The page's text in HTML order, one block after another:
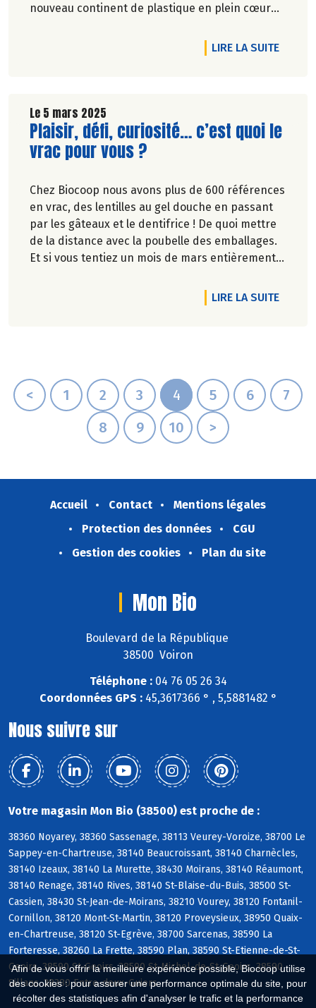
Afin de vous offrir la meilleure expérience possible, Biocoop utilise
des cookies : pour assurer une performance optimale du site, pour
récolter des statistiques afin d'analyser le trafic et la performance
nouveau continent de plastique en plein cœur
Découvrez nos solutions pour des courses zéro
LIRE LA SUITEDE
Le 5 mars 2025
Lire la suite de l'article
Plaisir, défi, curiosité… c’est quoi le
vrac pour vous ?
Chez Biocoop nous avons plus de 600 références
en vrac, des lentilles au gel douche en passant
par les gâteaux et le dentifrice ! De quoi mettre
de la distance avec la poubelle des emballages.
Et si vous tentiez un mois de mars entièrement
LIRE LA SUITEDE
< 1 2 3 4 5 6
7
8
9 10 >
Accueil Contact
Mentions légales
Protection des données
CGU
Gestion des cookies
Plan du site
Mon Bio
Boulevard de la République
38500 Voiron
Téléphone :04 76 05 26 34
Coordonnées GPS :45,3617366 ° , 5,5881482 °
Nous suivre sur
Votre magasin Mon Bio (38500) est proche de :
38360 Noyarey, 38360 Sassenage, 38113 Veurey-Voroize, 38700 Le
Sappey-en-Chartreuse, 38140 Beaucroissant, 38140 Charnècles,
38140 Izeaux, 38140 La Murette, 38430 Moirans, 38140 Réaumont,
38140 Renage, 38140 Rives, 38140 St-Blaise-du-Buis, 38500 St-
Cassien, 38430 St-Jean-de-Moirans, 38210 Vourey, 38120 Fontanil-
Cornillon, 38120 Mont-St-Martin, 38120 Proveysieux, 38950 Quaix-
en-Chartreuse, 38120 St-Egrève, 38700 Sarcenas, 38590 La
Forteresse, 38260 La Frette, 38590 Plan, 38590 St-Etienne-de-St-
Geoirs, 38590 St-Geoirs, 38590 St-Michel-de-St-Geoirs, 38590
Sillans, 38380 Entre-deux-Guiers